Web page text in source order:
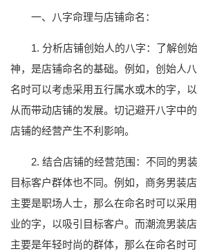
一、八字命理与店铺命名：
1. 分析店铺创始人的八字：了解创
神，是店铺命名的基础。例如，创始人
名时可以考虑采用五行属水或木的字，
从而带动店铺的发展。切记避开八字中
店铺的经营产生不利影响。
2. 结合店铺的经营范围：不同的男
目标客户群体也不同。例如，商务男装
主要是职场人士，那么在命名时可以采
业的字，以吸引目标客户。而潮流男装
主要是年轻时尚的群体，那么在命名时